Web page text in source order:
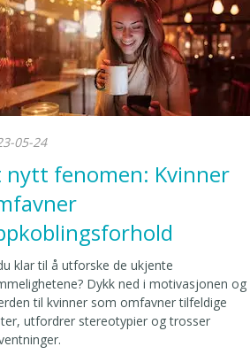
05-24
nytt fenomen: Kvinner
klar til å utforske de ukjente
Dykk ned i motivasjonen og
til kvinner som omfavner tilfeldige
utfordrer stereotypier og trosser